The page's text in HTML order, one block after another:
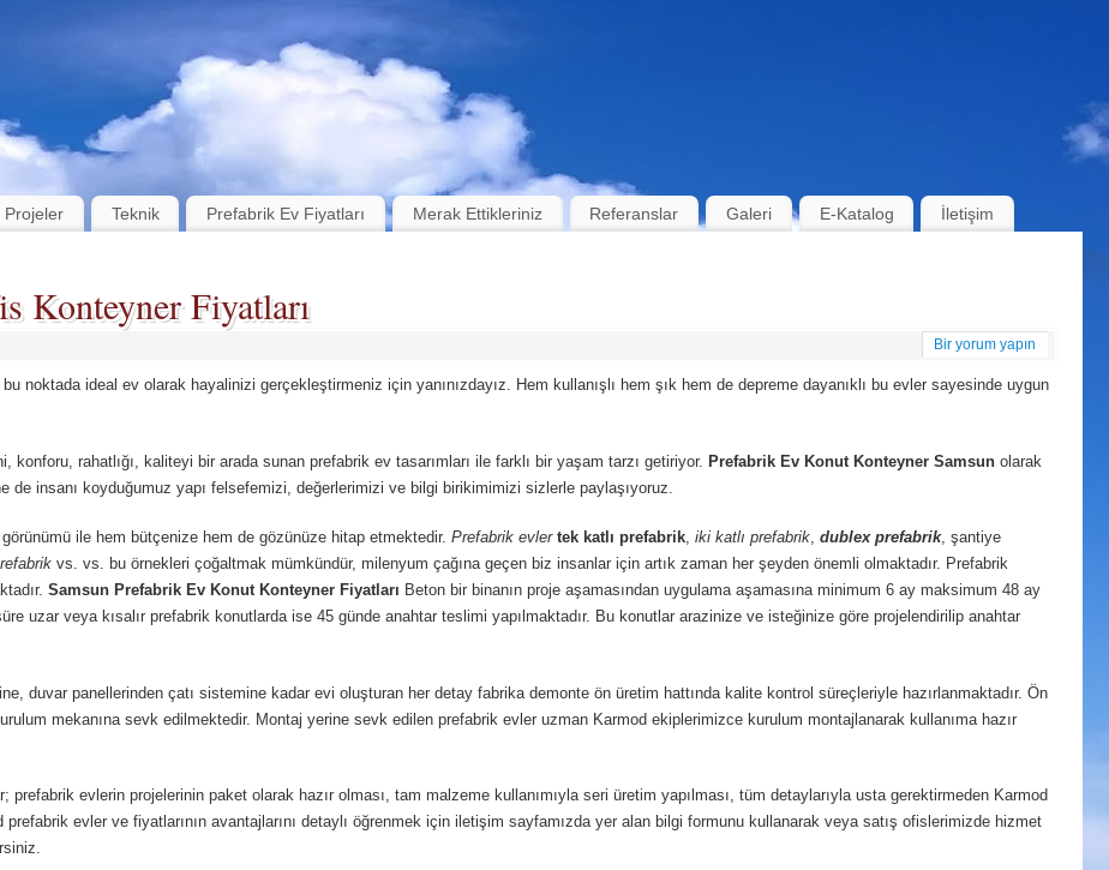
Projeler Teknik Prefabrik Ev Fiyatları Merak Ettikleriniz Referanslar Galeri E-Katalog İletişim
Konteyner Fiyatları
Bir yorum yapın
noktada ideal ev olarak hayalinizi gerçekleştirmeniz için yanınızdayız. Hem kullanışlı hem şık hem de depreme dayanıklı bu evler sayesinde uygun
konforu, rahatlığı, kaliteyi bir arada sunan prefabrik ev tasarımları ile farklı bir yaşam tarzı getiriyor. Prefabrik Ev Konut Konteyner Samsun olarak
de insanı koyduğumuz yapı felsefemizi, değerlerimizi ve bilgi birikimimizi sizlerle paylaşıyoruz.
ile hem bütçenize hem de gözünüze hitap etmektedir. Prefabrik evler tek katlı prefabrik, iki katlı prefabrik, dublex prefabrik, şantiye
vs. vs. bu örnekleri çoğaltmak mümkündür, milenyum çağına geçen biz insanlar için artık zaman her şeyden önemli olmaktadır. Prefabrik
Samsun Prefabrik Ev Konut Konteyner Fiyatları Beton bir binanın proje aşamasından uygulama aşamasına minimum 6 ay maksimum 48 ay
uzar veya kısalır prefabrik konutlarda ise 45 günde anahtar teslimi yapılmaktadır. Bu konutlar arazinize ve isteğinize göre projelendirilip anahtar
duvar panellerinden çatı sistemine kadar evi oluşturan her detay fabrika demonte ön üretim hattında kalite kontrol süreçleriyle hazırlanmaktadır. Ön
mekanına sevk edilmektedir. Montaj yerine sevk edilen prefabrik evler uzman Karmod ekiplerimizce kurulum montajlanarak kullanıma hazır
prefabrik evlerin projelerinin paket olarak hazır olması, tam malzeme kullanımıyla seri üretim yapılması, tüm detaylarıyla usta gerektirmeden Karmod
evler ve fiyatlarının avantajlarını detaylı öğrenmek için iletişim sayfamızda yer alan bilgi formunu kullanarak veya satış ofislerimizde hizmet